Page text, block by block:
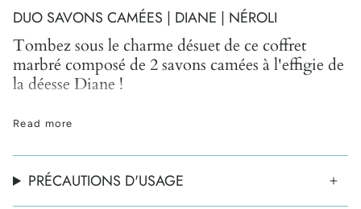
DUO SAVONS CAMÉES | DIANE | NÉROLI
Tombez sous le charme désuet de ce coffret
marbré composé de 2 savons camées à l'effigie de
la déesse Diane !
et conçus artisanalement à Londres par la
Bridie Hall.Fruits d'un savoir-faire unique, ces
"intaglio soaps" vous plongent dans un univers enivrant
Read more
PRÉCAUTIONS D'USAGE